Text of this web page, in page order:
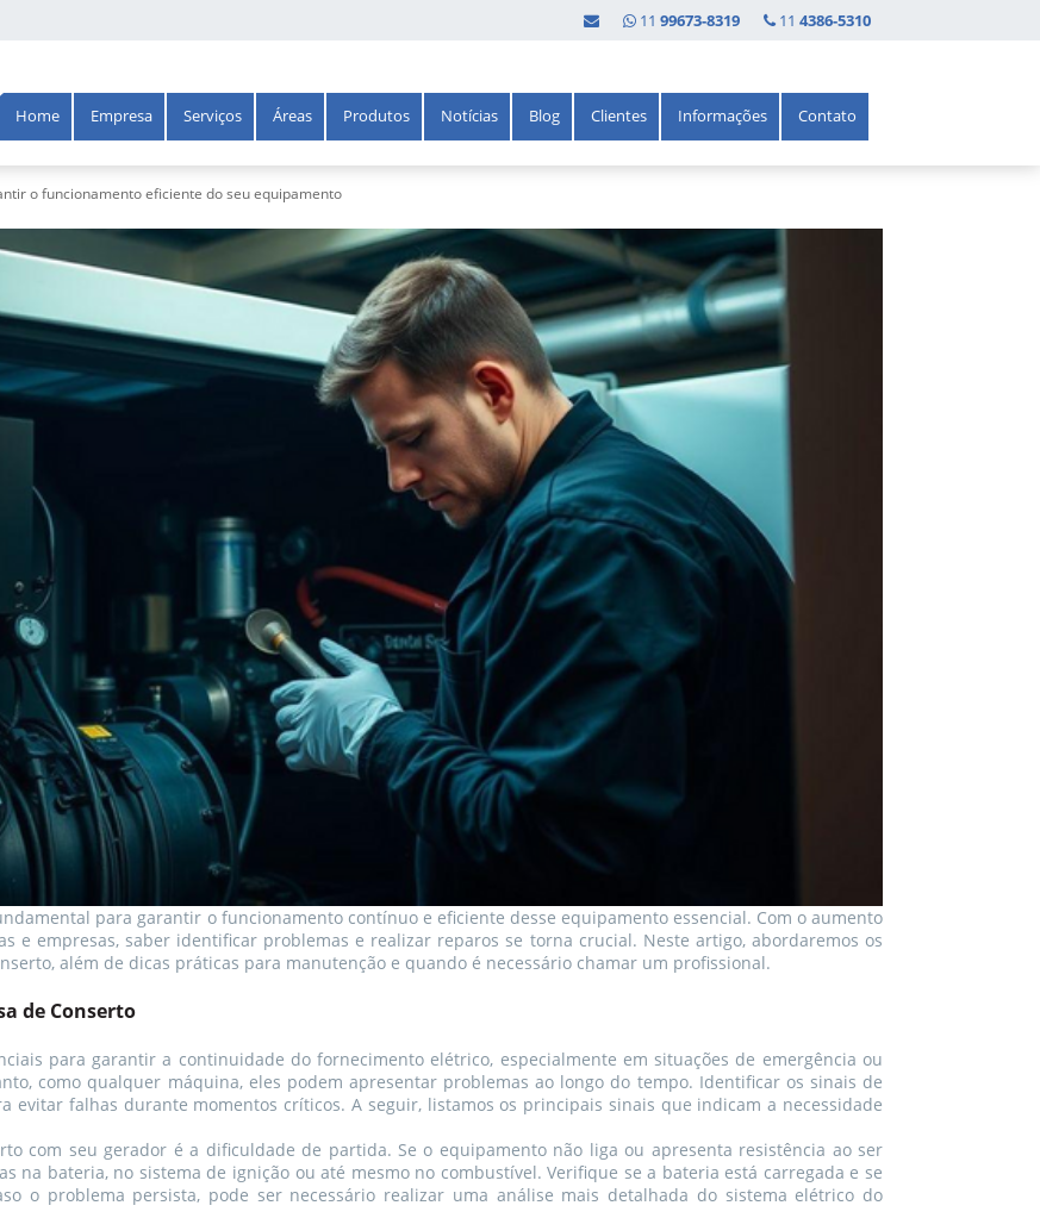
11 4386-5310
11 99673-8319
Home Empresa Serviços Áreas Produtos Notícias Blog Clientes Informações Contato
o funcionamento eficiente do seu equipamento
para garantir o funcionamento contínuo e eficiente desse equipamento essencial. Com o aumento
e empresas, saber identificar problemas e realizar reparos se torna crucial. Neste artigo, abordaremos os
além de dicas práticas para manutenção e quando é necessário chamar um profissional.
de Conserto
para garantir a continuidade do fornecimento elétrico, especialmente em situações de emergência ou
como qualquer máquina, eles podem apresentar problemas ao longo do tempo. Identificar os sinais de
evitar falhas durante momentos críticos. A seguir, listamos os principais sinais que indicam a necessidade
com seu gerador é a dificuldade de partida. Se o equipamento não liga ou apresenta resistência ao ser
na bateria, no sistema de ignição ou até mesmo no combustível. Verifique se a bateria está carregada e se
o problema persista, pode ser necessário realizar uma análise mais detalhada do sistema elétrico do